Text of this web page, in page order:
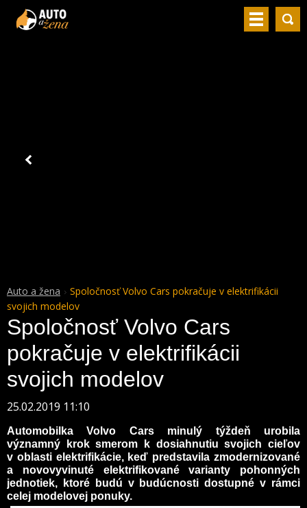
Auto a žena
Spoločnosť Volvo Cars pokračuje v elektrifikácii
svojich modelov
Spoločnosť Volvo Cars
pokračuje v elektrifikácii
svojich modelov
25.02.2019 11:10
Automobilka Volvo Cars minulý týždeň urobila
významný krok smerom k dosiahnutiu svojich cieľov
v oblasti elektrifikácie, keď predstavila zmodernizované
a novovyvinuté elektrifikované varianty pohonných
jednotiek, ktoré budú v budúcnosti dostupné v rámci
celej modelovej ponuky.